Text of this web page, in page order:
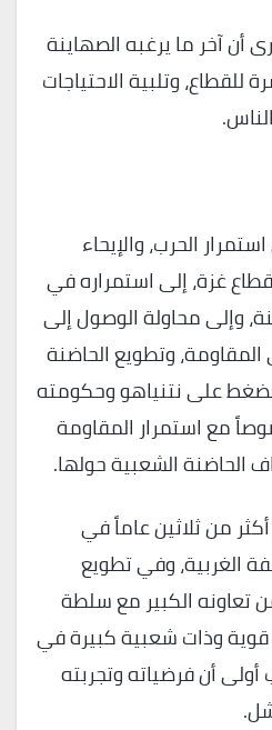
أن آخر ما يرغبه الصهاينة
للقطاع، وتلبية الاحتياجات
الحرب، والإيحاء
غزة، إلى استمراره في
وإلى محاولة الوصول إلى
وتطويع الحاضنة
على نتنياهو وحكومته
مع استمرار المقاومة
الحاضنة الشعبية حولها.
من ثلاثين عاماً في
الغربية، وفي تطويع
تعاونه الكبير مع سلطة
قوية وذات شعبية كبيرة في
أن فرضياته وتجربته